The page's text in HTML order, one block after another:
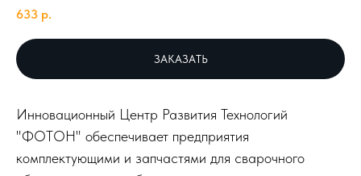
633 р.
ЗАКАЗАТЬ
Инновационный Центр Развития Технологий
"ФОТОН" обеспечивает предприятия
комплектующими и запчастями для сварочного